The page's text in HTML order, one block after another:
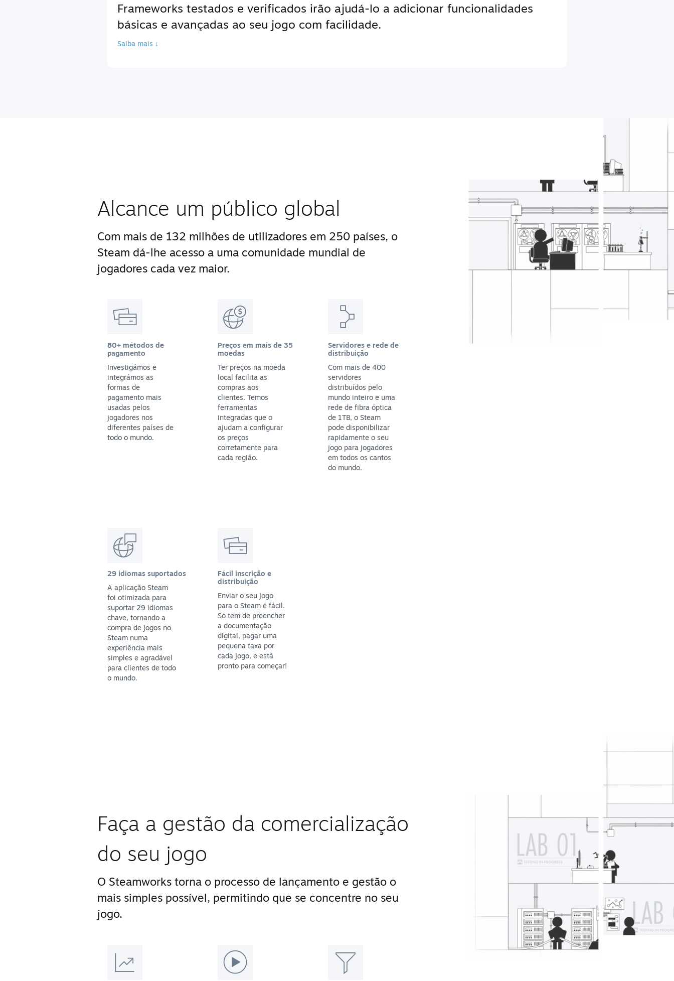
Frameworks testados e verificados irão ajudá-lo a adicionar funcionalidades
básicas e avançadas ao seu jogo com facilidade.
Saiba mais ↓
Alcance um público global
Com mais de 132 milhões de utilizadores em 250 países, o
Steam dá-lhe acesso a uma comunidade mundial de
jogadores cada vez maior.
80+ métodos de
pagamento
Investigámos e
integrámos as
formas de
pagamento mais
usadas pelos
jogadores nos
diferentes países de
todo o mundo.
Preços em mais de 35
moedas
Ter preços na moeda
local facilita as
compras aos
clientes. Temos
ferramentas
integradas que o
ajudam a configurar
os preços
corretamente para
cada região.
Servidores e rede de
distribuição
Com mais de 400
servidores
distribuídos pelo
mundo inteiro e uma
rede de fibra óptica
de 1TB, o Steam
pode disponibilizar
rapidamente o seu
jogo para jogadores
em todos os cantos
do mundo.
29 idiomas suportados
A aplicação Steam
foi otimizada para
suportar 29 idiomas
chave, tornando a
compra de jogos no
Steam numa
experiência mais
simples e agradável
para clientes de todo
o mundo.
Fácil inscrição e
distribuição
Enviar o seu jogo
para o Steam é fácil.
Só tem de preencher
a documentação
digital, pagar uma
pequena taxa por
cada jogo, e está
pronto para começar!
Faça a gestão da comercialização
do seu jogo
O Steamworks torna o processo de lançamento e gestão o
mais simples possível, permitindo que se concentre no seu
jogo.